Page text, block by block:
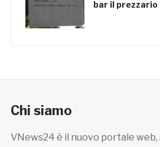
bar il prezzario
Chi siamo
VNews24 è il nuovo portale